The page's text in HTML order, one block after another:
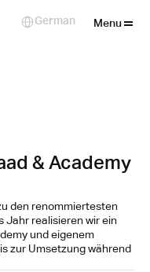
& Academy
den renommiertesten
Jahr realisieren wir ein
und eigenem
zur Umsetzung während
Menu
Select Language
German